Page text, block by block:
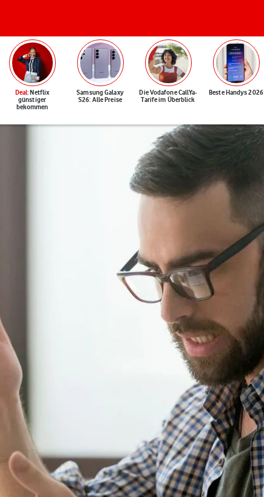
Deal: Netflix
günstiger
bekommen
Samsung Galaxy
S26: Alle Preise
Die Vodafone CallYa-
Tarife im Überblick
Beste Handys 2026